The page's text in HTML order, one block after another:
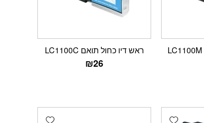
ראש דיו כחול תואם LC1100C
₪26
Add wishlist
Add wishlist